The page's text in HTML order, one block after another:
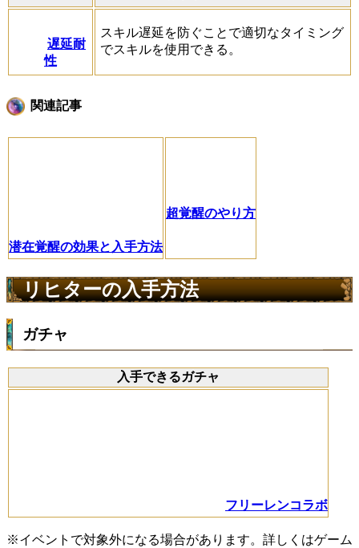
遅延耐
性
スキル遅延を防ぐことで適切なタイミング
でスキルを使用できる。
関連記事
潜在覚醒の効果と入手方法
超覚醒のやり方
リヒターの入手方法
ガチャ
入手できるガチャ
フリーレンコラボ
※イベントで対象外になる場合があります。詳しくはゲーム